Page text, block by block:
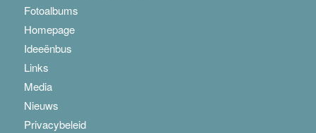
Fotoalbums
Homepage
Ideeënbus
Links
Media
Nieuws
Privacybeleid